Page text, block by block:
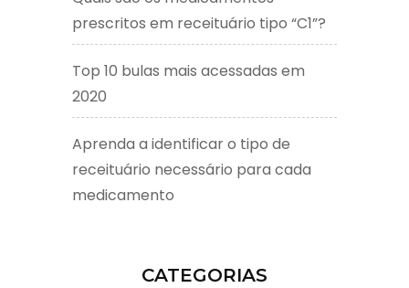
prescritos em receituário tipo “C1”?
Top 10 bulas mais acessadas em
2020
Aprenda a identificar o tipo de
receituário necessário para cada
medicamento
CATEGORIAS